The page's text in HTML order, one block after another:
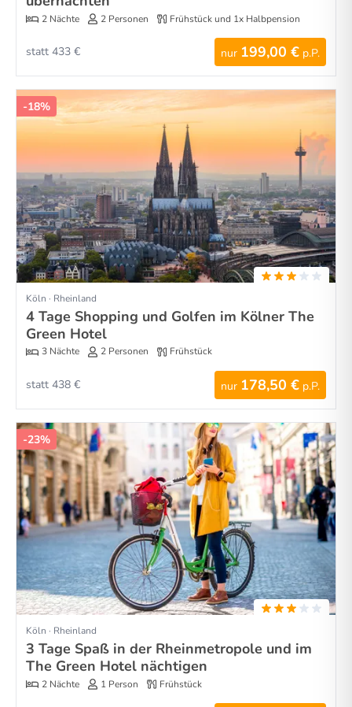
2 Nächte 2 Personen Frühstück und 1x Halbpension
nur 199,00 € p.P.
statt 433 €
-18%
Köln · Rheinland
4 Tage Shopping und Golfen im Kölner The
Green Hotel
3 Nächte 2 Personen Frühstück
nur 178,50 € p.P.
statt 438 €
-23%
Köln · Rheinland
3 Tage Spaß in der Rheinmetropole und im
The Green Hotel nächtigen
2 Nächte 1 Person Frühstück